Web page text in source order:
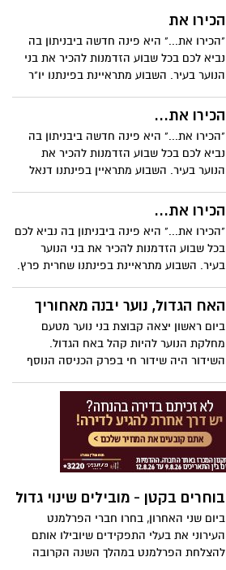
הכירו את
"הכירו את..." היא פינה חדשה ביבניתון בה
נביא לכם בכל שבוע הזדמנות להכיר את בני
הנוער בעיר. השבוע מתראיינת בפינתנו יו"ר
'האלון', אורין קרוש.
הכירו את...
"הכירו את..." היא פינה חדשה ביבניתון בה
נביא לכם בכל שבוע הזדמנות להכיר את
הנוער בעיר. השבוע מתראיין בפינתנו דנאל
הכירו את...
"הכירו את..." היא פינה ביבניתון בה נביא לכם
בכל שבוע הזדמנות להכיר את בני הנוער
בעיר. השבוע מתראיינת בפינתנו שחרית פרץ.
האח הגדול, נוער יבנה מאחוריך
ביום ראשון יצאה קבוצת בני נוער מטעם
מחלקת הנוער להיות קהל באח הגדול.
השידור היה שידור חי בפרק הכניסה הנוסף
בוחרים בקטן - מובילים שינוי גדול
ביום שני האחרון, בחרו חברי הפרלמנט
העירוני את בעלי התפקידים שיובילו אותם
להצלחת הפרלמנט במהלך השנה הקרובה